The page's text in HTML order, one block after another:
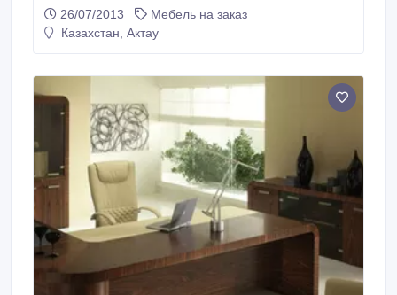
изготовление мебели. Мы имеем большой опыт по
изготовление разных типов корпусной мебели,
сроки и цены, а также за удовлетворением
потребностей наших клиентов.
26/07/2013
Мебель на заказ
Казахстан, Актау